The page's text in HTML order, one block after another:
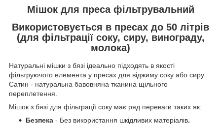
Мішок для преса фільтрувальний
Використовується в пресах до 50 літрів
(для фільтрації соку, сиру, винограду,
молока)
Натуральні мішки з бязі ідеально підходять в якості
фільтруючого елемента у пресах для віджиму соку або сиру.
Сатин - натуральна бавовняна тканина щільного
переплетення.
Мішок з бязі для фільтрації соку має ряд переваги таких як:
Безпека - Без використання шкідливих матеріалів.